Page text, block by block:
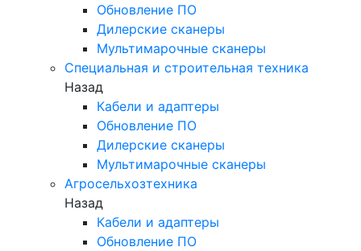
Обновление ПО
Дилерские сканеры
Мультимарочные сканеры
Специальная и строительная техника
Назад
Кабели и адаптеры
Обновление ПО
Дилерские сканеры
Мультимарочные сканеры
Агросельхозтехника
Назад
Кабели и адаптеры
Обновление ПО